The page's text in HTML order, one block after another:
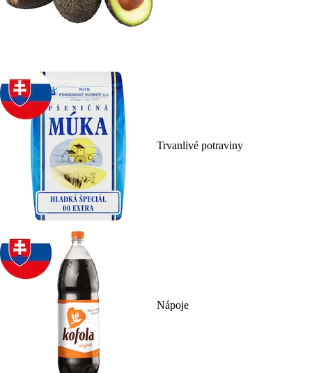
Trvanlivé potraviny
Nápoje